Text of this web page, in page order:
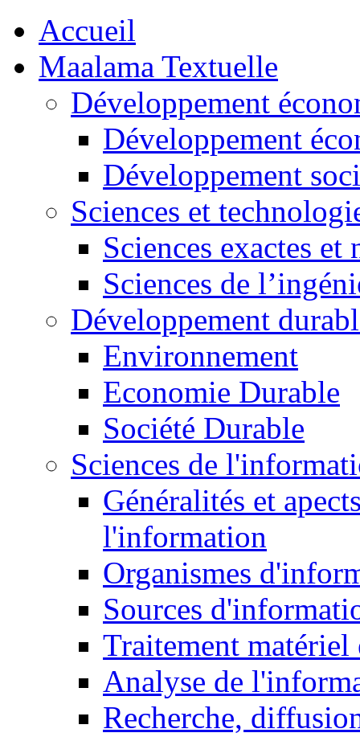
Accueil
Maalama Textuelle
Développement
Développement
Développement
Sciences et
Sciences exactes et
Sciences de
Développement
Environnement
Economie Durable
Société Durable
Sciences de
Généralités et
l'information
Organismes
Sources
Traitement matériel
Analyse de
Recherche,